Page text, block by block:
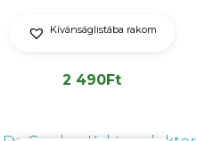
Kívánságlistába rakom
2 490Ft